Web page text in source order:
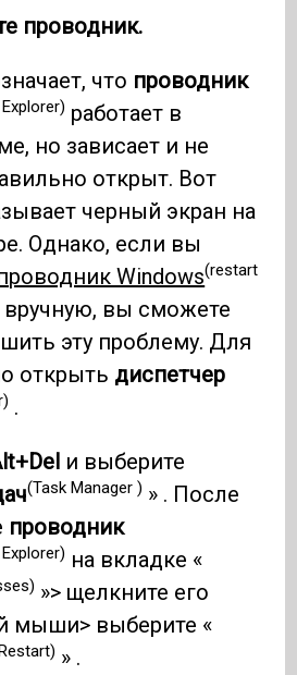
проводник.
что проводник
работает в
но зависает и не
открыт. Вот
черный экран на
Однако, если вы
Windows(restart
вручную, вы сможете
эту проблему. Для
открыть диспетчер
.
и выберите
(Task Manager ) » . После
проводник
на вкладке «
»> щелкните его
мыши> выберите «
» .